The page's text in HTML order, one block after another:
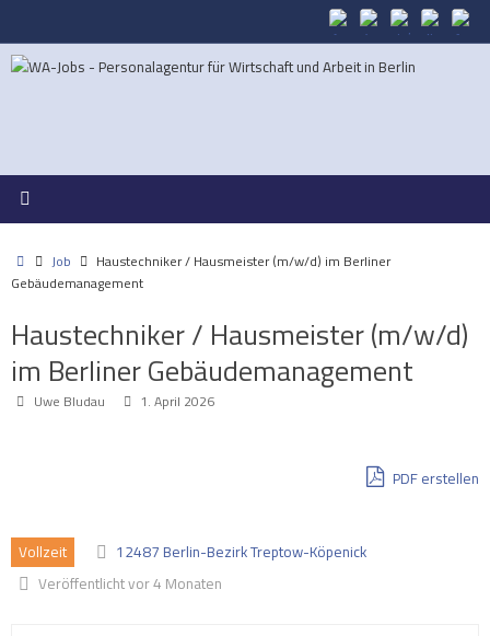
springen
StartJob
Haustechniker / Hausmeister (m/w/d) im Berliner
Gebäudemanagement
Haustechniker / Hausmeister (m/w/d)
im Berliner Gebäudemanagement
Uwe Bludau 1. April 2026
PDF erstellen
Vollzeit
12487 Berlin-Bezirk Treptow-Köpenick
Veröffentlicht vor 4 Monaten